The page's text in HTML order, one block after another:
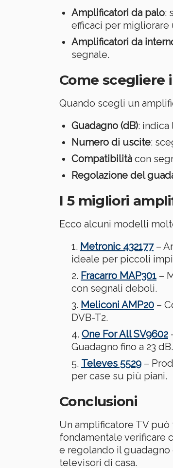
Amplificatori da palo:
efficaci per
Amplificatori da
segnale.
Come scegliere
Quando scegli un
Guadagno (dB):
Numero di uscite:
Compatibilità con
Regolazione del
I 5 migliori
Ecco alcuni modelli
Metronic 432177–
ideale per piccoli
Fracarro MAP301 –
con segnali deboli.
Meliconi AMP20 –
DVB-T2.
One For All SV9602
Guadagno fino a 23 dB.
Televes 5529 –
per case su più piani.
Conclusioni
Un amplificatore TV
fondamentale verificare
e regolando il
televisori di casa.